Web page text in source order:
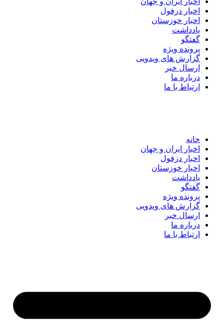
اخبار دزفول
اخبار خوزستان
یادداشت
گفتگو
پرونده ویژه
گزارش های ویدویی
ارسال خبر
درباره ما
ارتباط با ما
خانه
اخبار ایران و جهان
اخبار دزفول
اخبار خوزستان
یادداشت
گفتگو
پرونده ویژه
گزارش های ویدویی
ارسال خبر
درباره ما
ارتباط با ما